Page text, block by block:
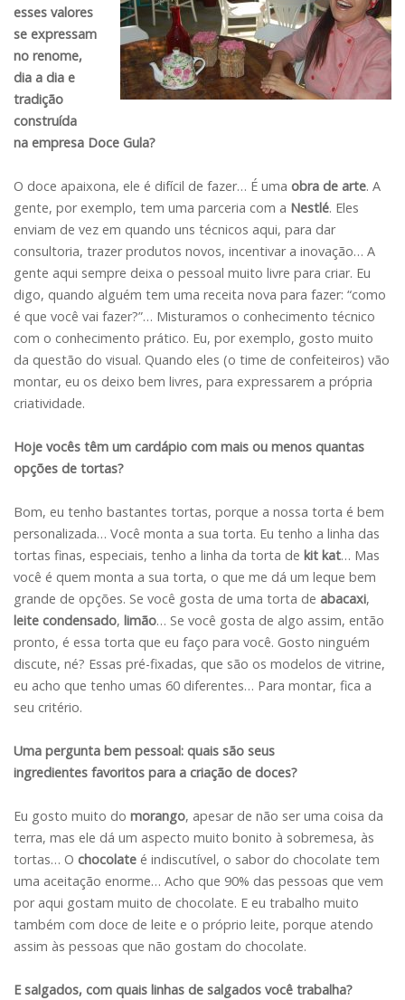
esses valores
se expressam
no renome,
dia a dia e
tradição
construída
na empresa Doce Gula?
O doce apaixona, ele é difícil de fazer… É uma obra de arte. A
gente, por exemplo, tem uma parceria com a Nestlé. Eles
enviam de vez em quando uns técnicos aqui, para dar
consultoria, trazer produtos novos, incentivar a inovação… A
gente aqui sempre deixa o pessoal muito livre para criar. Eu
digo, quando alguém tem uma receita nova para fazer: “como
é que você vai fazer?”… Misturamos o conhecimento técnico
com o conhecimento prático. Eu, por exemplo, gosto muito
da questão do visual. Quando eles (o time de confeiteiros) vão
montar, eu os deixo bem livres, para expressarem a própria
criatividade.
Hoje vocês têm um cardápio com mais ou menos quantas
opções de tortas?
Bom, eu tenho bastantes tortas, porque a nossa torta é bem
personalizada… Você monta a sua torta. Eu tenho a linha das
tortas finas, especiais, tenho a linha da torta de kit kat… Mas
você é quem monta a sua torta, o que me dá um leque bem
grande de opções. Se você gosta de uma torta de abacaxi,
leite condensado, limão… Se você gosta de algo assim, então
pronto, é essa torta que eu faço para você. Gosto ninguém
discute, né? Essas pré-fixadas, que são os modelos de vitrine,
eu acho que tenho umas 60 diferentes… Para montar, fica a
seu critério.
Uma pergunta bem pessoal: quais são seus
ingredientes favoritos para a criação de doces?
Eu gosto muito do morango, apesar de não ser uma coisa da
terra, mas ele dá um aspecto muito bonito à sobremesa, às
tortas… O chocolate é indiscutível, o sabor do chocolate tem
uma aceitação enorme… Acho que 90% das pessoas que vem
por aqui gostam muito de chocolate. E eu trabalho muito
também com doce de leite e o próprio leite, porque atendo
assim às pessoas que não gostam do chocolate.
E salgados, com quais linhas de salgados você trabalha?